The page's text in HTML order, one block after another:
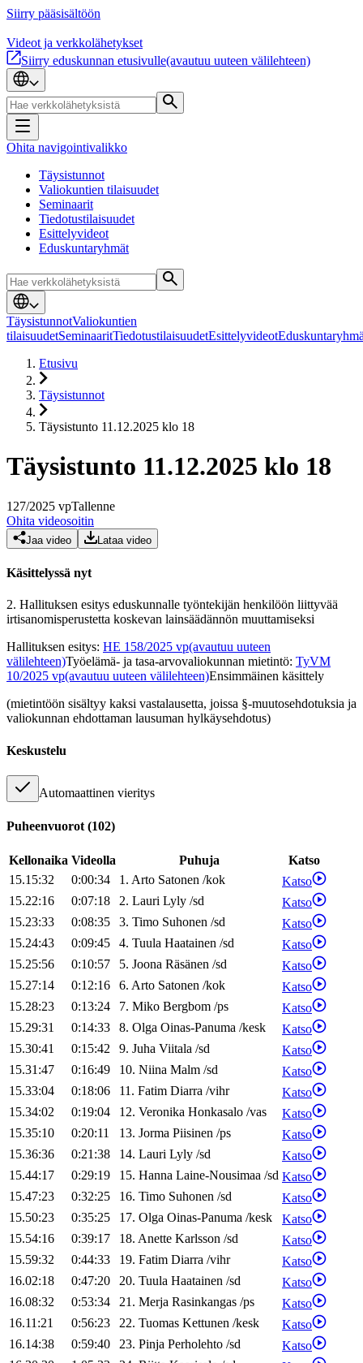
Siirry pääsisältöön
Videot ja verkkolähetykset
Siirry eduskunnan etusivulle(avautuu uuteen välilehteen)
Ohita navigointivalikko
Täysistunnot
Valiokuntien tilaisuudet
Seminaarit
Tiedotustilaisuudet
Esittelyvideot
Eduskuntaryhmät
TäysistunnotValiokuntien
tilaisuudetSeminaaritTiedotustilaisuudetEsittelyvideot
Etusivu
Täysistunnot
Täysistunto 11.12.2025 klo 18
Täysistunto 11.12.2025 klo 18
127/2025 vpTallenne
Ohita videosoitin
Jaa video Lataa video
Käsittelyssä nyt
2. Hallituksen esitys eduskunnalle työntekijän henkilöön liittyvää
irtisanomisperustetta koskevan lainsäädännön muuttamiseksi
Hallituksen esitys: HE 158/2025 vp(avautuu uuteen
välilehteen)Työelämä- ja tasa-arvovaliokunnan mietintö: TyVM
10/2025 vp(avautuu uuteen välilehteen)Ensimmäinen käsittely
(mietintöön sisältyy kaksi vastalausetta, joissa §-muutosehdotuksia ja
valiokunnan ehdottaman lausuman hylkäysehdotus)
Keskustelu
Automaattinen vieritys
Puheenvuorot (102)
Kellonaika Videolla Puhuja
Katso
15.15:32
0:00:34 1. Arto Satonen /kok
Katso
15.22:16
0:07:18 2. Lauri Lyly /sd
Katso
15.23:33
0:08:35 3. Timo Suhonen /sd
Katso
15.24:43
0:09:45 4. Tuula Haatainen /sd
Katso
15.25:56
0:10:57 5. Joona Räsänen /sd
Katso
15.27:14
0:12:16 6. Arto Satonen /kok
Katso
15.28:23
0:13:24 7. Miko Bergbom /ps
Katso
15.29:31
0:14:33 8. Olga Oinas-Panuma /kesk
Katso
15.30:41
0:15:42 9. Juha Viitala /sd
Katso
15.31:47
0:16:49 10. Niina Malm /sd
Katso
15.33:04
0:18:06 11. Fatim Diarra /vihr
Katso
15.34:02
0:19:04 12. Veronika Honkasalo /vas
Katso
15.35:10
0:20:11 13. Jorma Piisinen /ps
Katso
15.36:36
0:21:38 14. Lauri Lyly /sd
Katso
15.44:17
0:29:19 15. Hanna Laine-Nousimaa /sd Katso
15.47:23
0:32:25 16. Timo Suhonen /sd
Katso
15.50:23
0:35:25 17. Olga Oinas-Panuma /kesk
Katso
15.54:16
0:39:17 18. Anette Karlsson /sd
Katso
15.59:32
0:44:33 19. Fatim Diarra /vihr
Katso
16.02:18
0:47:20 20. Tuula Haatainen /sd
Katso
16.08:32
0:53:34 21. Merja Rasinkangas /ps
Katso
16.11:21
0:56:23 22. Tuomas Kettunen /kesk
Katso
16.14:38
0:59:40 23. Pinja Perholehto /sd
Katso